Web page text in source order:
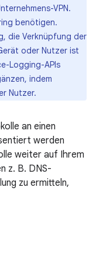
VPN.
benötigen.
die Verknüpfung der
oder Nutzer ist
Logging-APIs
indem
Nutzer.
an einen
werden
weiter auf Ihrem
z. B. DNS-
zu ermitteln,